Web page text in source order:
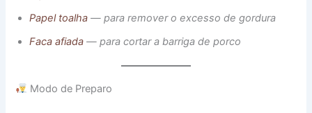
Papel toalha — para remover o excesso de gordura
Faca afiada — para cortar a barriga de porco
Modo de Preparo